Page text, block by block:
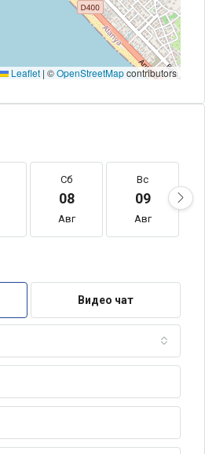
Leaflet | ©OpenStreetMapcontributors
Сб
08
Авг
Вс
09
Авг
Видео чат